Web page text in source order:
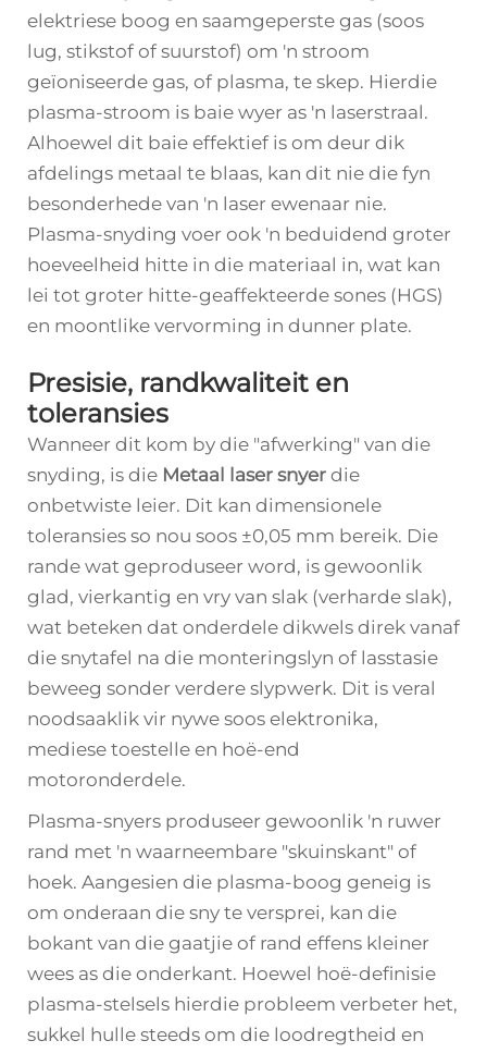
elektriese boog en saamgeperste gas (soos
lug, stikstof of suurstof) om 'n stroom
geïoniseerde gas, of plasma, te skep. Hierdie
plasma-stroom is baie wyer as 'n laserstraal.
Alhoewel dit baie effektief is om deur dik
afdelings metaal te blaas, kan dit nie die fyn
besonderhede van 'n laser ewenaar nie.
Plasma-snyding voer ook 'n beduidend groter
hoeveelheid hitte in die materiaal in, wat kan
lei tot groter hitte-geaffekteerde sones (HGS)
en moontlike vervorming in dunner plate.
Presisie, randkwaliteit en
toleransies
Wanneer dit kom by die "afwerking" van die
snyding, is die Metaal laser snyer die
onbetwiste leier. Dit kan dimensionele
toleransies so nou soos ±0,05 mm bereik. Die
rande wat geproduseer word, is gewoonlik
glad, vierkantig en vry van slak (verharde slak),
wat beteken dat onderdele dikwels direk vanaf
die snytafel na die monteringslyn of lasstasie
beweeg sonder verdere slypwerk. Dit is veral
noodsaaklik vir nywe soos elektronika,
mediese toestelle en hoë-end
motoronderdele.
Plasma-snyers produseer gewoonlik 'n ruwer
rand met 'n waarneembare "skuinskant" of
hoek. Aangesien die plasma-boog geneig is
om onderaan die sny te versprei, kan die
bokant van die gaatjie of rand effens kleiner
wees as die onderkant. Hoewel hoë-definisie
plasma-stelsels hierdie probleem verbeter het,
sukkel hulle steeds om die loodregtheid en